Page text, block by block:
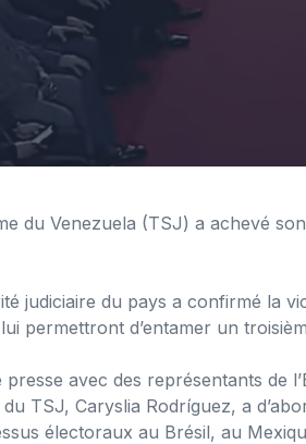
du Venezuela (TSJ) a achevé
judiciaire du pays a confirmé la
permettront d’entamer un
avec des représentants de
TSJ, Caryslia Rodríguez, a
électoraux au Brésil, au